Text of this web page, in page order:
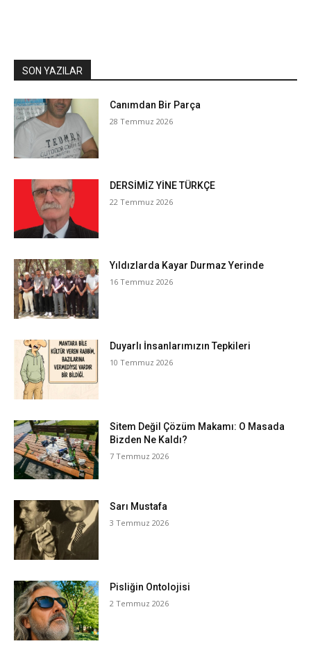
SON YAZILAR
Canımdan Bir Parça
28 Temmuz 2026
DERSİMİZ YİNE TÜRKÇE
22 Temmuz 2026
Yıldızlarda Kayar Durmaz Yerinde
16 Temmuz 2026
Duyarlı İnsanlarımızın Tepkileri
10 Temmuz 2026
Sitem Değil Çözüm Makamı: O Masada
Bizden Ne Kaldı?
7 Temmuz 2026
Sarı Mustafa
3 Temmuz 2026
Pisliğin Ontolojisi
2 Temmuz 2026